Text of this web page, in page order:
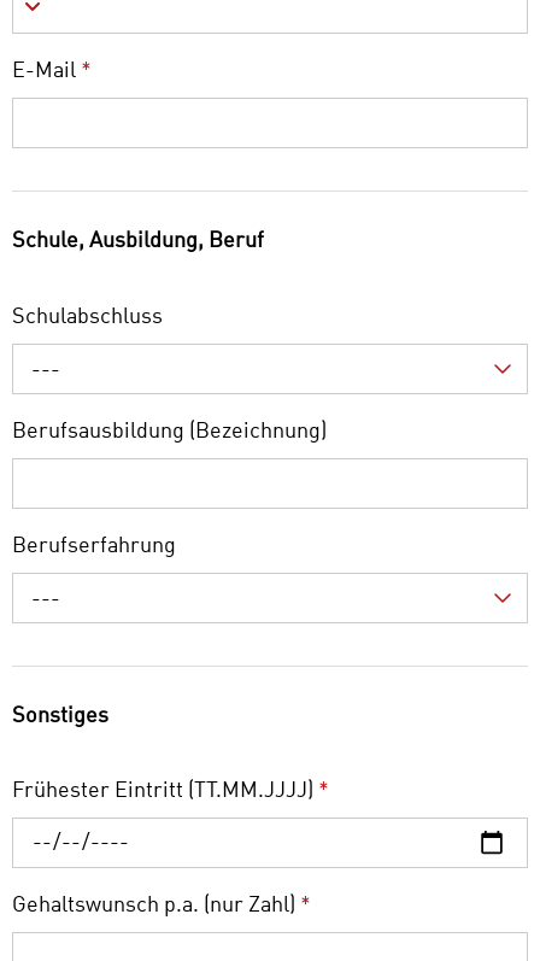
E-Mail *
Schule, Ausbildung, Beruf
Schulabschluss
---
Berufsausbildung (Bezeichnung)
Berufserfahrung
---
Sonstiges
Frühester Eintritt (TT.MM.JJJJ) *
Gehaltswunsch p.a. (nur Zahl) *